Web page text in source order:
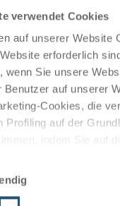
verwendet Cookies
auf unserer Website
erforderlich
wenn Sie unsere
Benutzer auf unserer
Cookies, die
Profiling auf der
Datenschutz
pro Person
ab circa 07:30-